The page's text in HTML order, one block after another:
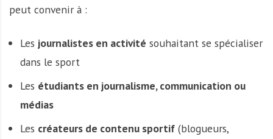
peut convenir à :
Les journalistes en activité souhaitant se spécialiser
dans le sport
Les étudiants en journalisme, communication ou
médias
Les créateurs de contenu sportif(blogueurs,